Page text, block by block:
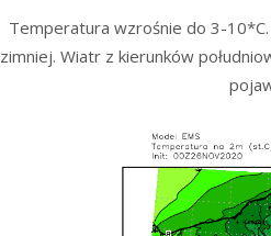
Temperatura wzrośnie do 3-
zimniej. Wiatr z kierunków